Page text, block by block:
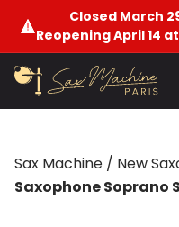
Closed March
Reopening April 14
Sax Machine / New
Saxophone Soprano